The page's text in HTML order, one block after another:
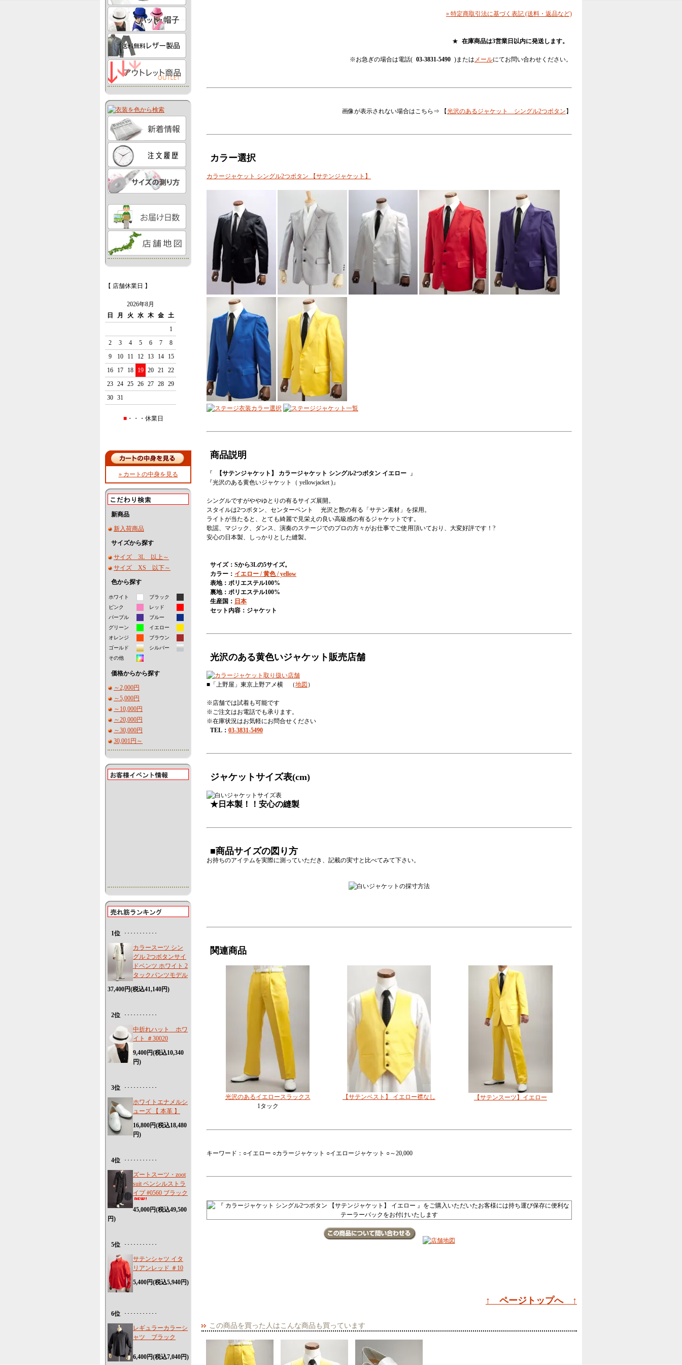
» 特定商取引法に基づく表記 (送料・返品など)
★ 在庫商品は3営業日以内に発送します。
※お急ぎの場合は電話( 03-3831-5490 )または メールにてお問い合わせください。
画像が表示されない場合はこちら⇒ 【光沢のあるジャケット シングル2つボタン 】
カラー選択
カラージャケット シングル2つボタン 【サテンジャケット】
商品説明
『 【サテンジャケット】 カラージャケット シングル2つボタン イエロー 』
『光沢のある黄色いジャケット（ yellowjacket )』
シングルですがややゆとりの有るサイズ展開。
スタイルは2つボタン、センターベント 光沢と艶の有る「サテン素材」を採用。
ライトが当たると、とても綺麗で見栄えの良い高級感の有るジャケットです。
歌謡、マジック、ダンス、演奏のステージでのプロの方々がお仕事でご使用頂いており、大変好評です！?
安心の日本製、しっかりとした縫製。
サイズ：Sから3Lの5サイズ。
カラー： イエロー / 黄色 / yellow
表地：ポリエステル100%
裏地：ポリエステル100%
生産国： 日本
セット内容：ジャケット
光沢のある黄色いジャケット販売店舗
■「上野屋」東京上野アメ横 （地図 ）
※店舗では試着も可能です
※ご注文はお電話でも承ります。
※在庫状況はお気軽にお問合せください
TEL： 03-3831-5490
ジャケットサイズ表(cm)
★日本製！！安心の縫製
■商品サイズの図り方
お持ちのアイテムを実際に測っていただき、記載の実寸と比べてみて下さい。
関連商品
光沢のあるイエロースラックス
1タック
【サテンベスト】 イエロー襟なし 【サテンスーツ】イエロー
キーワード：○イエロー ○カラージャケット ○イエロージャケット ○～20,000
↑ ページトップへ ↑
この商品を買った人はこんな商品も買っています
【 店舗休業日 】
2026年8月
日
月 火 水 木 金 土
1
2
3 4 5 6 7
8
9
10 11 12 13 14
15
16
17 18 19 20 21 22
23 24 25 26 27 28 29
30 31
■ ・・・休業日
» カートの中身を見る
新商品
新入荷商品
サイズから探す
サイズ 3L 以上～
サイズ XS 以下～
色から探す
ホワイト
ブラック
ピンク
レッド
パープル
ブルー
グリーン
イエロー
オレンジ
ブラウン
ゴールド
シルバー
その他
価格からから探す
～2,000円
～5,000円
～10,000円
～20,000円
～30,000円
30,001円～
1位
･･･････････
カラースーツ シン
グル 2つボタンサイ
ドベンツ ホワイト 2
タックパンツモデル
37,400円(税込41,140円)
2位
･･･････････
中折れハット ホワ
イト ＃30020
9,400円(税込10,340
円)
3位
･･･････････
ホワイトエナメルシ
ューズ 【 本革 】
16,800円(税込18,480
円)
4位
･･･････････
ズートスーツ・zoot
suit ペンシルストラ
イプ #0560 ブラック
45,000円(税込49,500
円)
5位
･･･････････
サテンシャツ イタ
リアンレッド ＃10
5,400円(税込5,940円)
6位
･･･････････
レギュラーカラーシ
ャツ ブラック
6,400円(税込7,040円)